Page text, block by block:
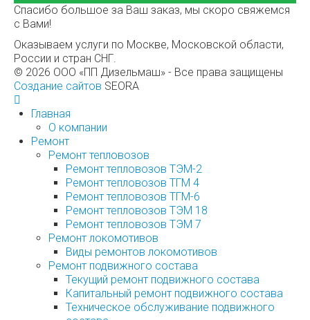
Спасибо большое за Ваш заказ, мы скоро свяжемся
с Вами!
Оказываем услуги по Москве, Московской области,
России и стран СНГ.
© 2026 ООО «ПП Дизельмаш» - Все права защищены
Создание сайтов SEORA
Главная
О компании
Ремонт
Ремонт тепловозов
Ремонт тепловозов ТЭМ-2
Ремонт тепловозов ТГМ 4
Ремонт тепловозов ТГМ-6
Ремонт тепловозов ТЭМ 18
Ремонт тепловозов ТЭМ 7
Ремонт локомотивов
Виды ремонтов локомотивов
Ремонт подвижного состава
Текущий ремонт подвижного состава
Капитальный ремонт подвижного состава
Техническое обслуживание подвижного